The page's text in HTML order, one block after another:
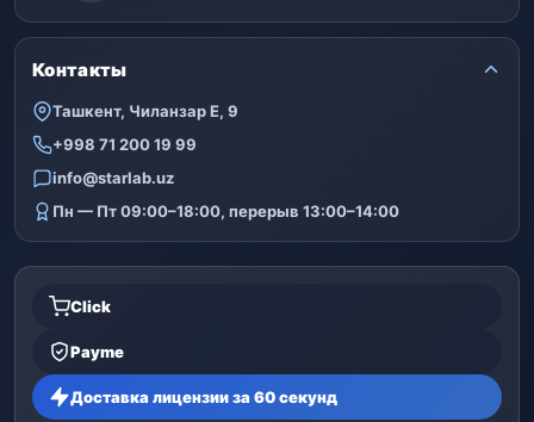
Контакты
Ташкент, Чиланзар Е, 9
+998 71 200 19 99
info@starlab.uz
Пн — Пт 09:00–18:00, перерыв 13:00–14:00
Click
Payme
Доставка лицензии за 60 секунд